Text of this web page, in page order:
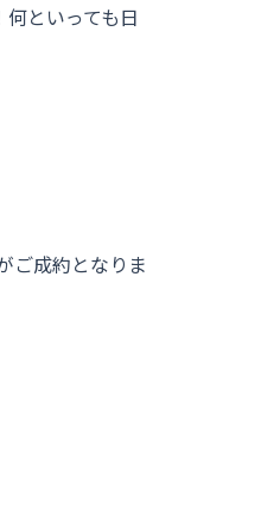
といっても日
ご成約となりま